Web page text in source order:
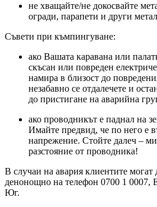
не хващайте/не докосвайте
огради, парапети и други
Съвети при къмпингуване:
ако Вашата каравана или
скъсан или повреден
намира в близост до
незабавно се отдалечете и
до пристигане на аварийна
ако проводникът е паднал на
Имайте предвид, че по него е
напрежение. Стойте далеч –
разстояние от проводника!
В случаи на авария клиентите могат
денонощно на телефон 0700 1 0007,
Юг.